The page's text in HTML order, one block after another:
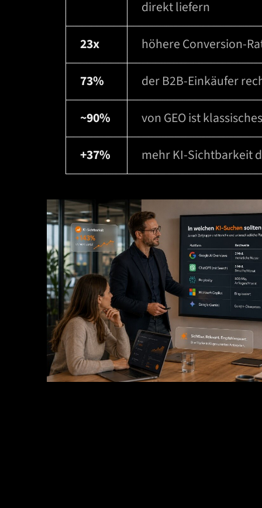
direkt liefern
23x höhere Conversion-
73% der B2B-Einkäufer
~90% von GEO ist
+37% mehr KI-Sichtbarkeit